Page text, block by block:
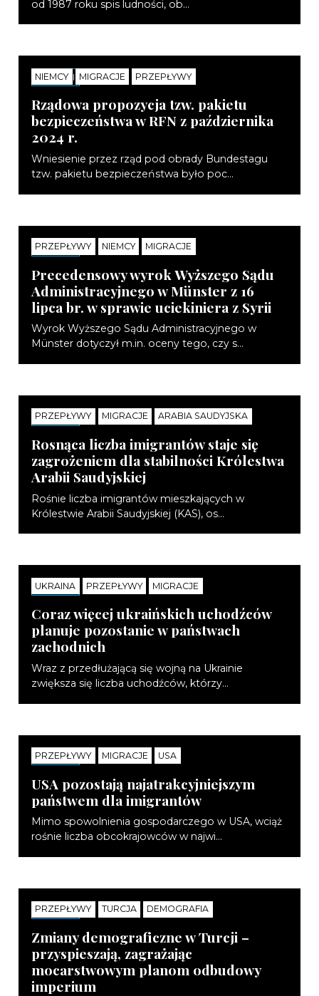
od 1987 roku spis ludności, ob...
NIEMCY MIGRACJE PRZEPŁYWY
NOTATKI
Rządowa propozycja tzw. pakietu
bezpieczeństwa w RFN z października
2024 r.
Wniesienie przez rząd pod obrady Bundestagu
tzw. pakietu bezpieczeństwa było poc...
PRZEPŁYWY NIEMCY MIGRACJE
NOTATKI
Precedensowy wyrok Wyższego Sądu
Administracyjnego w Münster z 16
lipca br. w sprawie uciekiniera z Syrii
Wyrok Wyższego Sądu Administracyjnego w
Münster dotyczył m.in. oceny tego, czy s...
PRZEPŁYWY MIGRACJE ARABIA SAUDYJSKA
NOTATKI
Rosnąca liczba imigrantów staje się
zagrożeniem dla stabilności Królestwa
Arabii Saudyjskiej
Rośnie liczba imigrantów mieszkających w
Królestwie Arabii Saudyjskiej (KAS), os...
UKRAINA PRZEPŁYWY MIGRACJE
NOTATKI
Coraz więcej ukraińskich uchodźców
planuje pozostanie w państwach
zachodnich
Wraz z przedłużającą się wojną na Ukrainie
zwiększa się liczba uchodźców, którzy...
PRZEPŁYWY MIGRACJE USA
NOTATKI
USA pozostają najatrakcyjniejszym
państwem dla imigrantów
Mimo spowolnienia gospodarczego w USA, wciąż
rośnie liczba obcokrajowców w najwi...
PRZEPŁYWY TURCJA DEMOGRAFIA
NOTATKI
Zmiany demograficzne w Turcji –
przyspieszają, zagrażając
mocarstwowym planom odbudowy
imperium